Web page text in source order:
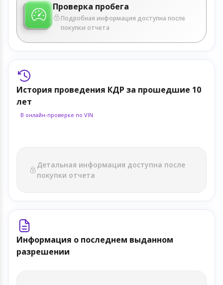
Проверка пробега
Подробная информация доступна после
покупки отчета
История проведения КДР за прошедшие 10
лет
В онлайн-проверке по VIN
Детальная информация доступна после
покупки отчета
Информация о последнем выданном
разрешении